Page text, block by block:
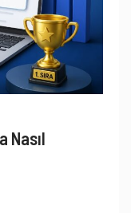
Nasıl